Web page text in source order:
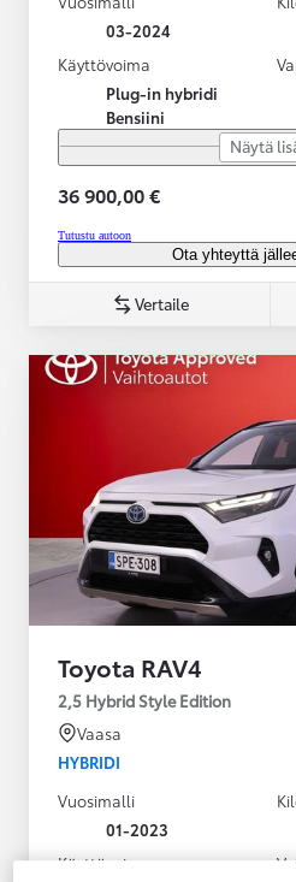
03-2024
Käyttövoima
Plug-in hybridi
Bensiini
Näytä
36 900,00 €
Tutustu autoon
Ota yhteyttä
Vertaile
Toyota RAV4
2,5 Hybrid Style Edition
Vaasa
HYBRIDI
Vuosimalli
01-2023
Käyttövoima